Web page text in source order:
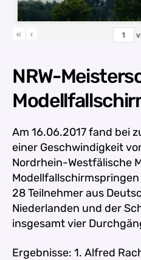
« ‹
NRW-
Am 16.06.2017 fand bei
einer Geschwindigkeit
Nordrhein-Westfälische
28 Teilnehmer aus
Niederlanden und der
insgesamt vier
Ergebnisse: 1. Alfred